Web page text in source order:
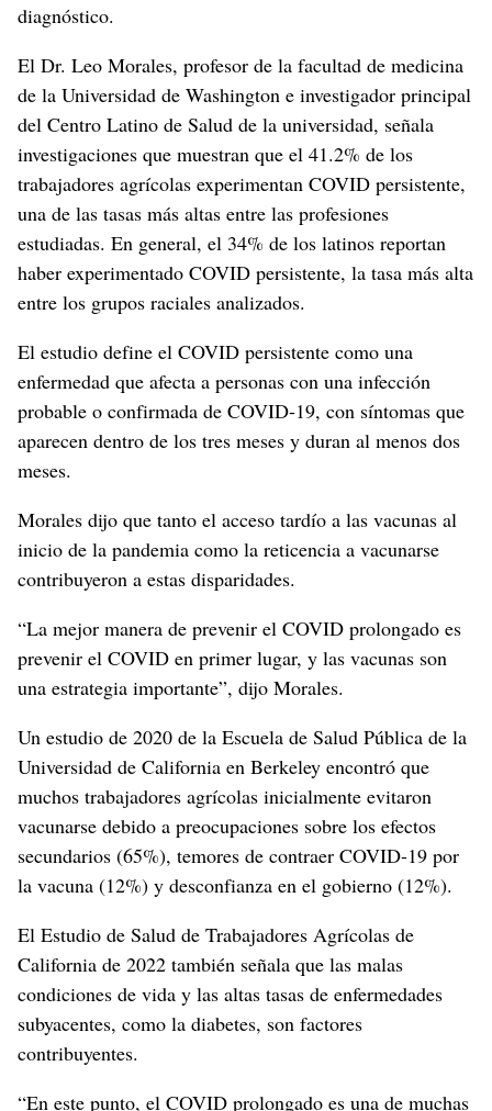
diagnóstico.
El Dr. Leo Morales, profesor de la facultad de medicina
de la Universidad de Washington e investigador principal
del Centro Latino de Salud de la universidad, señala
investigaciones que muestran que el 41.2% de los
trabajadores agrícolas experimentan COVID persistente,
una de las tasas más altas entre las profesiones
estudiadas. En general, el 34% de los latinos reportan
haber experimentado COVID persistente, la tasa más alta
entre los grupos raciales analizados.
El estudio define el COVID persistente como una
enfermedad que afecta a personas con una infección
probable o confirmada de COVID-19, con síntomas que
aparecen dentro de los tres meses y duran al menos dos
meses.
Morales dijo que tanto el acceso tardío a las vacunas al
inicio de la pandemia como la reticencia a vacunarse
contribuyeron a estas disparidades.
“La mejor manera de prevenir el COVID prolongado es
prevenir el COVID en primer lugar, y las vacunas son
una estrategia importante”, dijo Morales.
Un estudio de 2020 de la Escuela de Salud Pública de la
Universidad de California en Berkeley encontró que
muchos trabajadores agrícolas inicialmente evitaron
vacunarse debido a preocupaciones sobre los efectos
secundarios (65%), temores de contraer COVID-19 por
la vacuna (12%) y desconfianza en el gobierno (12%).
El Estudio de Salud de Trabajadores Agrícolas de
California de 2022 también señala que las malas
condiciones de vida y las altas tasas de enfermedades
subyacentes, como la diabetes, son factores
contribuyentes.
“En este punto, el COVID prolongado es una de muchas